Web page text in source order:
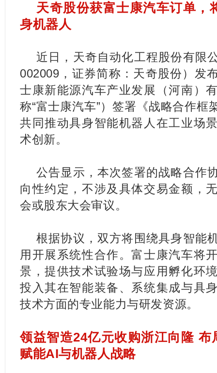
天奇股份获富士康汽车订单，
身机器人
近日，天奇自动化工程股份有限
002009，证券简称：天奇股份）发
士康新能源汽车产业发展（河南）
称“富士康汽车”）签署《战略合作框
共同推动具身智能机器人在工业场
术创新。
公告显示，本次签署的战略合作
向性约定，不涉及具体交易金额，
会或股东大会审议。
根据协议，双方将围绕具身智能
用开展系统性合作。富士康汽车将
景，提供技术试验场与应用孵化环
投入其在智能装备、系统集成与具
技术方面的专业能力与研发资源。
领益智造24亿元收购浙江向隆 布
赋能AI与机器人战略